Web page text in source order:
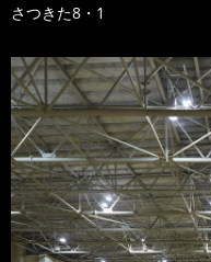
さつきた8・1